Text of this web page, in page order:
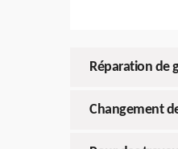
Réparation de
Changement